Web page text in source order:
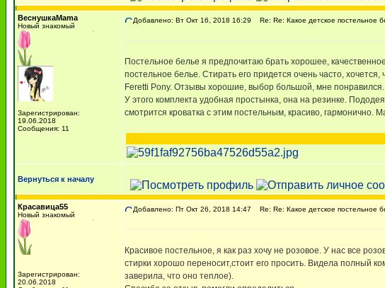
ВеснушкаMama
Новый знакомый
Зарегистрирован:
19.06.2018
Сообщения: 11
Добавлено: Вт Окт 16, 2018 16:29 Re: Re: Какое детское постельное
Постельное белье я предпочитаю брать хорошее,
постельное белье. Стирать его придется очень часто,
Feretti Pony. Отзывы хорошие, выбор большой, мне понравился.
У этого комплекта удобная простынка, она на резинке.
смотрится кроватка с этим постельным, красиво,
Вернуться к началу
Красавица55
Новый знакомый
Зарегистрирован:
20.06.2018
Добавлено: Пт Окт 26, 2018 14:47 Re: Re: Какое детское постельное
Красивое постельное, я как раз хочу не розовое. У нас все
стирки хорошо переносит,стоит его просить. Видела полный
заверила, что оно теплое).